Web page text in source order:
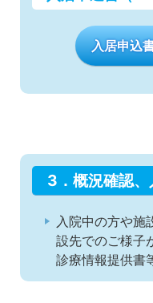
入居申込
3．概況確認、
入院中の方や施
設先でのご様子
診療情報提供書